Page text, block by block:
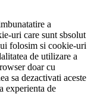
a
uri care sunt sbsolut
folosim si cookie-uri
de utilizare a
doar cu
sa dezactivati aceste
experienta de